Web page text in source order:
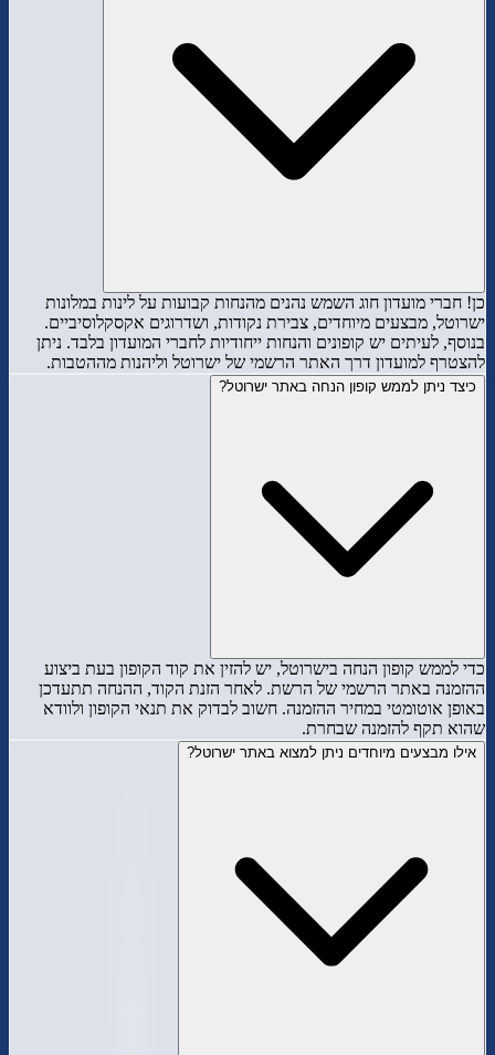
כן! חברי מועדון חוג השמש נהנים מהנחות קבועות על לינות במלונות
ישרוטל, מבצעים מיוחדים, צבירת נקודות, ושדרוגים אקסקלוסיביים.
בנוסף, לעיתים יש קופונים והנחות ייחודיות לחברי המועדון בלבד. ניתן
להצטרף למועדון דרך האתר הרשמי של ישרוטל וליהנות מההטבות.
כיצד ניתן לממש קופון הנחה באתר ישרוטל?
כדי לממש קופון הנחה בישרוטל, יש להזין את קוד הקופון בעת ביצוע
ההזמנה באתר הרשמי של הרשת. לאחר הזנת הקוד, ההנחה תתעדכן
באופן אוטומטי במחיר ההזמנה. חשוב לבדוק את תנאי הקופון ולוודא
שהוא תקף להזמנה שבחרת.
אילו מבצעים מיוחדים ניתן למצוא באתר ישרוטל?